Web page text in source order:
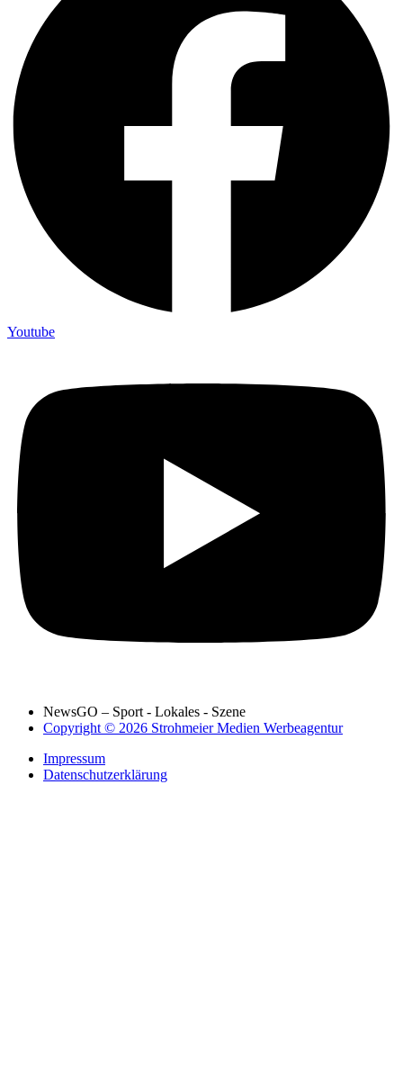
Youtube
NewsGO – Sport - Lokales - Szene
Copyright © 2026 Strohmeier Medien Werbeagentur
Impressum
Datenschutzerklärung